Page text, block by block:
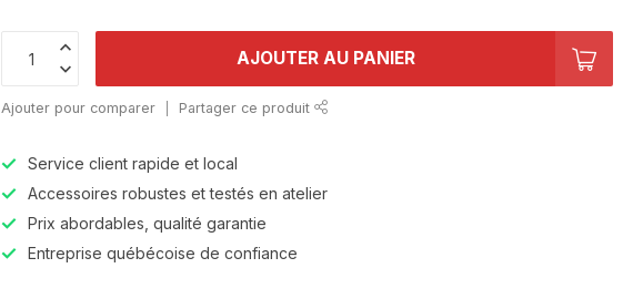
AJOUTER AU PANIER
Ajouter pour comparer Partager ce produit
Service client rapide et local
Accessoires robustes et testés en atelier
Prix abordables, qualité garantie
Entreprise québécoise de confiance